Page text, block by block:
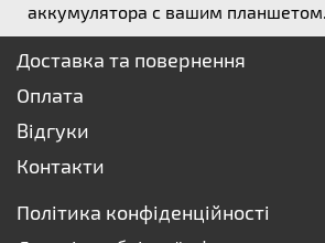
аккумулятора с вашим планшетом.
Доставка та повернення
Оплата
Відгуки
Контакти
Політика конфіденційності